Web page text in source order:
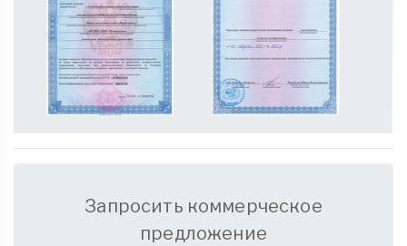
Запросить коммерческое
предложение